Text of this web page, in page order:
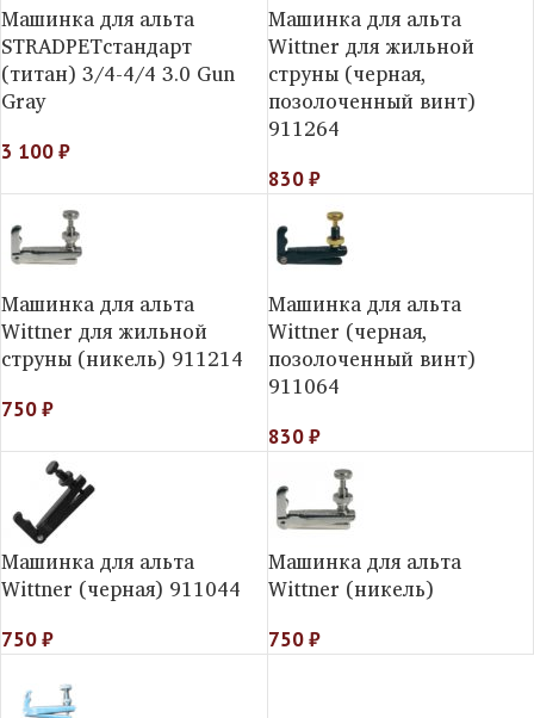
Машинка для альта
STRADPETстандарт
(титан) 3/4-4/4 3.0 Gun
Gray
3 100₽
Машинка для альта
Wittner для жильной
струны (черная,
позолоченный винт)
911264
830₽
Машинка для альта
Wittner для жильной
струны (никель) 911214
750₽
Машинка для альта
Wittner (черная,
позолоченный винт)
911064
830₽
Машинка для альта
Wittner (черная) 911044
750₽
Машинка для альта
Wittner (никель)
750₽